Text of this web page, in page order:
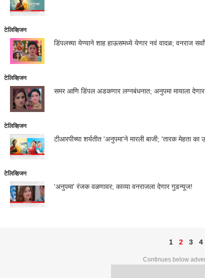
टेलिव्हिजन
डिंपलच्या येण्याने शाह हाऊसमध्ये येणार नवं वादळ; वनराज
टेलिव्हिजन
समर आणि डिंपल अडकणार लग्नबंधनात; अनुपमा मायाला
टेलिव्हिजन
टीआरपीच्या शर्यतीत 'अनुपमा'ने मारली बाजी; 'तारक मेहता का
टेलिव्हिजन
'अनुपमा' रंजक वळणावर; काव्या वनराजला देणार गुडन्यूज!
1 2 3 4
Continues below